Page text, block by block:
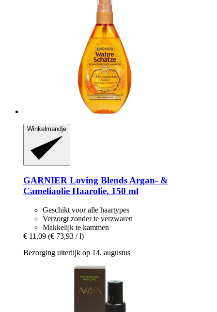
Winkelmandje
GARNIER Loving Blends Argan-​ &
Cameliaolie Haarolie, 150 ml
Geschikt voor alle haartypes
Verzorgt zonder te verzwaren
Makkelijk te kammen
€ 11,09 (€ 73,93 / l)
Bezorging uiterlijk op 14. augustus